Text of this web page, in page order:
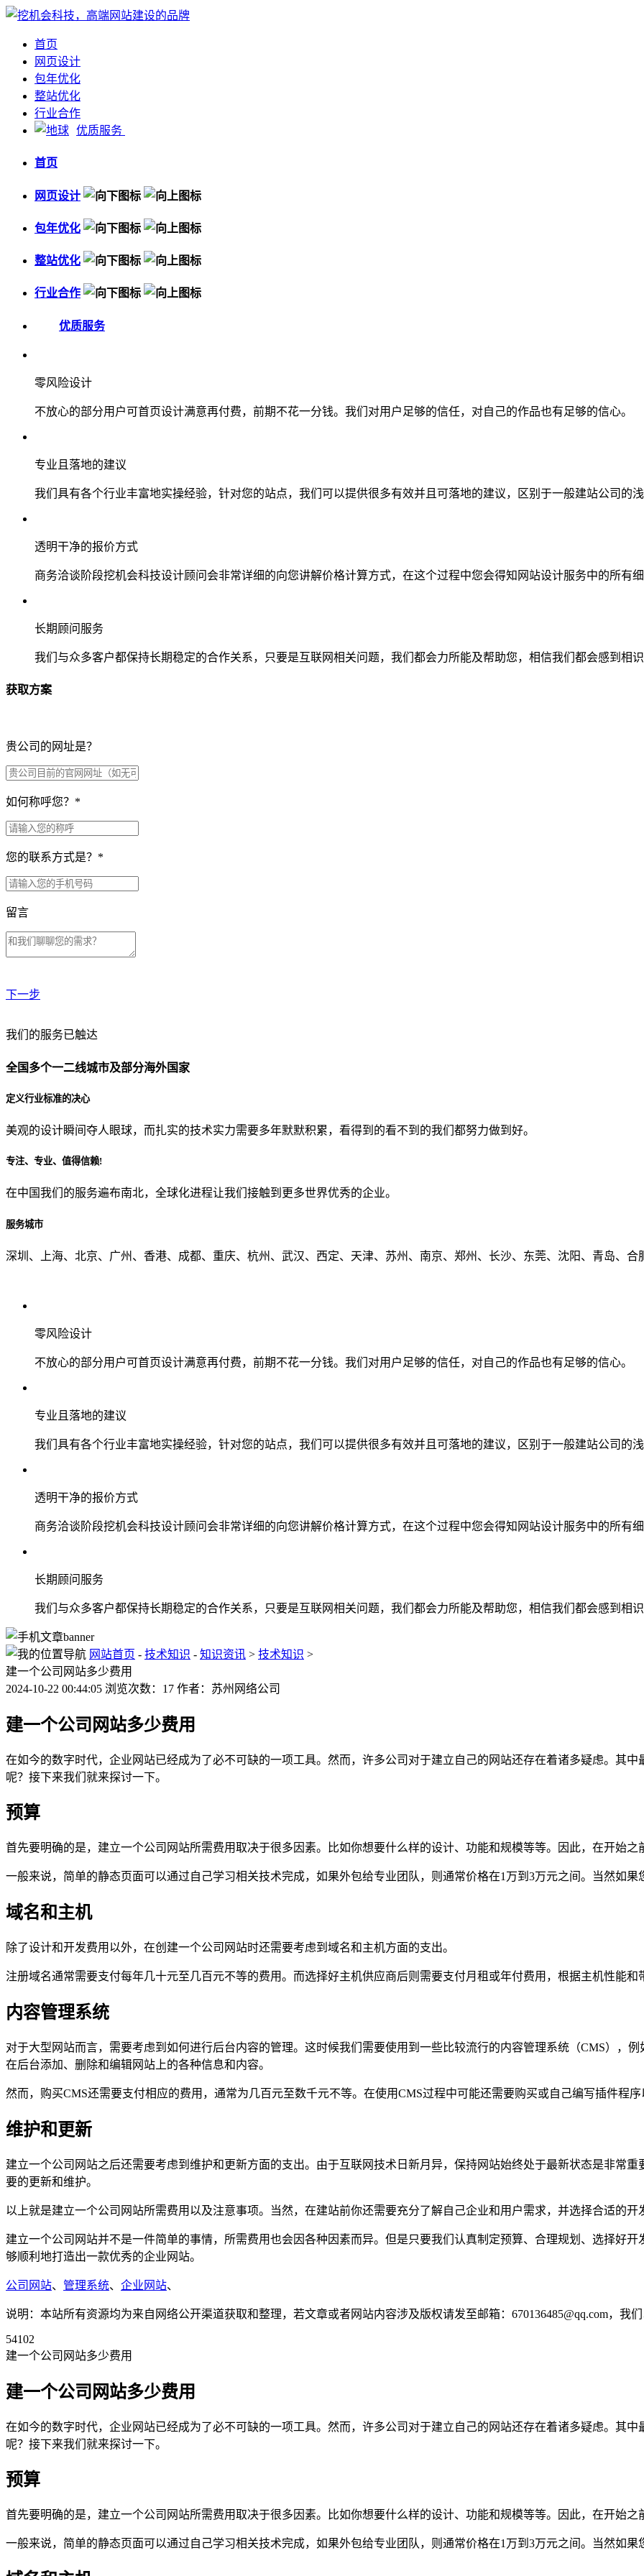
首页
网页设计
包年优化
整站优化
行业合作
优质服务
首页
网页设计
包年优化
整站优化
行业合作
优质服务
零风险设计
不放心的部分用户可首页设计满意再付费，前期不花一分钱。我们对用户足够的信任，对自己的作品也有足够的信心。
专业且落地的建议
我们具有各个行业丰富地实操经验，针对您的站点，我们可以提供很多有效并且可落地的建议，区别于一般建站公司的
透明干净的报价方式
商务洽谈阶段挖机会科技设计顾问会非常详细的向您讲解价格计算方式，在这个过程中您会得知网站设计服务中的所有
长期顾问服务
我们与众多客户都保持长期稳定的合作关系，只要是互联网相关问题，我们都会力所能及帮助您，相信我们都会感到相
获取方案
贵公司的网址是？
如何称呼您？ *
您的联系方式是？ *
留言
下一步
贵公司预算范围是？
贵公司的团队规模是？
从哪里了解到我们？
我们的服务已触达
全国多个一二线城市及部分海外国家
定义行业标准的决心
美观的设计瞬间夺人眼球，而扎实的技术实力需要多年默默积累，看得到的看不到的我们都努力做到好。
专注、专业、值得信赖!
在中国我们的服务遍布南北，全球化进程让我们接触到更多世界优秀的企业。
服务城市
深圳、上海、北京、广州、香港、成都、重庆、杭州、武汉、西定、天津、苏州、南京、郑州、长沙、东莞、沈阳、青岛、合
零风险设计
不放心的部分用户可首页设计满意再付费，前期不花一分钱。我们对用户足够的信任，对自己的作品也有足够的信心。
专业且落地的建议
我们具有各个行业丰富地实操经验，针对您的站点，我们可以提供很多有效并且可落地的建议，区别于一般建站公司的
透明干净的报价方式
商务洽谈阶段挖机会科技设计顾问会非常详细的向您讲解价格计算方式，在这个过程中您会得知网站设计服务中的所有
长期顾问服务
我们与众多客户都保持长期稳定的合作关系，只要是互联网相关问题，我们都会力所能及帮助您，相信我们都会感到相
网站首页 - 技术知识 - 知识资讯 > 技术知识 >
建一个公司网站多少费用
2024-10-22 00:44:05 浏览次数：17 作者：苏州网络公司
建一个公司网站多少费用
在如今的数字时代，企业网站已经成为了必不可缺的一项工具。然而，许多公司对于建立自己的网站还存在着诸多疑虑。其
呢？接下来我们就来探讨一下。
预算
首先要明确的是，建立一个公司网站所需费用取决于很多因素。比如你想要什么样的设计、功能和规模等等。因此，在开始
一般来说，简单的静态页面可以通过自己学习相关技术完成，如果外包给专业团队，则通常价格在1万到3万元之间。当然如
域名和主机
除了设计和开发费用以外，在创建一个公司网站时还需要考虑到域名和主机方面的支出。
注册域名通常需要支付每年几十元至几百元不等的费用。而选择好主机供应商后则需要支付月租或年付费用，根据主机性能
内容管理系统
对于大型网站而言，需要考虑到如何进行后台内容的管理。这时候我们需要使用到一些比较流行的内容管理系统（CMS），例
在后台添加、删除和编辑网站上的各种信息和内容。
然而，购买CMS还需要支付相应的费用，通常为几百元至数千元不等。在使用CMS过程中可能还需要购买或自己编写插件程
维护和更新
建立一个公司网站之后还需要考虑到维护和更新方面的支出。由于互联网技术日新月异，保持网站始终处于最新状态是非常
要的更新和维护。
以上就是建立一个公司网站所需费用以及注意事项。当然，在建站前你还需要充分了解自己企业和用户需求，并选择合适的
建立一个公司网站并不是一件简单的事情，所需费用也会因各种因素而异。但是只要我们认真制定预算、合理规划、选择好
够顺利地打造出一款优秀的企业网站。
公司网站、 管理系统、 企业网站、
说明：本站所有资源均为来自网络公开渠道获取和整理，若文章或者网站内容涉及版权请发至邮箱：670136485@qq.com，我
54102
建一个公司网站多少费用
建一个公司网站多少费用
在如今的数字时代，企业网站已经成为了必不可缺的一项工具。然而，许多公司对于建立自己的网站还存在着诸多疑虑。其
呢？接下来我们就来探讨一下。
预算
首先要明确的是，建立一个公司网站所需费用取决于很多因素。比如你想要什么样的设计、功能和规模等等。因此，在开始
一般来说，简单的静态页面可以通过自己学习相关技术完成，如果外包给专业团队，则通常价格在1万到3万元之间。当然如